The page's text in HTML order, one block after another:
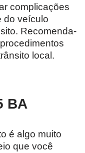
complicações
do veículo
Recomenda-
local.
BA
é algo muito
que você